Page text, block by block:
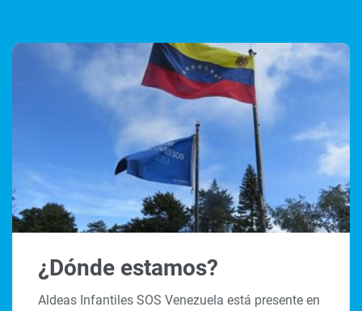
¿Dónde estamos?
Aldeas Infantiles SOS Venezuela está presente en